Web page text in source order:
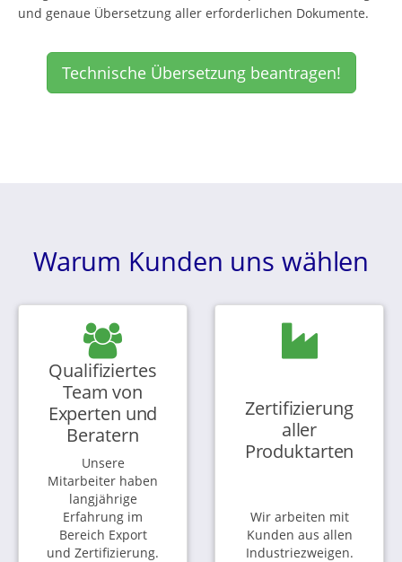
und genaue Übersetzung aller erforderlichen Dokumente.
Technische Übersetzung beantragen!
Warum Kunden uns wählen
Qualifiziertes
Team von
Experten und
Beratern
Unsere
Mitarbeiter haben
langjährige
Erfahrung im
Bereich Export
und Zertifizierung.
Zertifizierung
aller
Produktarten
Wir arbeiten mit
Kunden aus allen
Industriezweigen.